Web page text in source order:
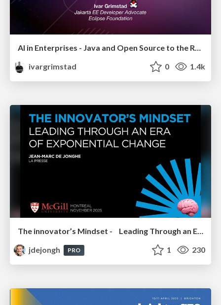
ivargrimstad
0 1.4k
The innovator’s Mindset - Leading Through an Era of Exponential Change - McGill University 2025
jdejongh
PRO 1 230